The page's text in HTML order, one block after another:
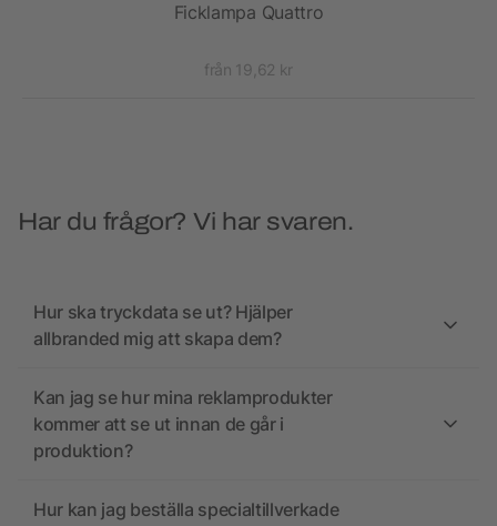
Ficklampa Quattro
från 19,62 kr
Har du frågor? Vi har svaren.
Hur ska tryckdata se ut? Hjälper
allbranded mig att skapa dem?
Kan jag se hur mina reklamprodukter
kommer att se ut innan de går i
produktion?
Hur kan jag beställa specialtillverkade